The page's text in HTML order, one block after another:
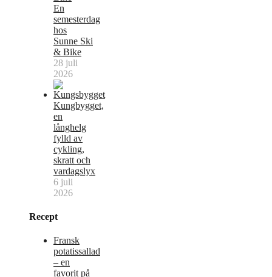
En
semesterdag
hos
Sunne Ski
& Bike
28 juli
2026
Kungbygget,
en
långhelg
fylld av
cykling,
skratt och
vardagslyx
6 juli
2026
Recept
Fransk
potatissallad
– en
favorit på